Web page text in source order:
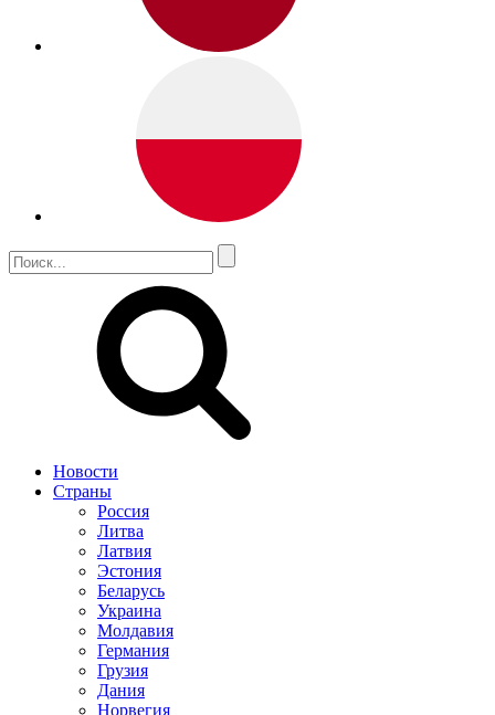
Новости
Страны
Россия
Литва
Латвия
Эстония
Беларусь
Украина
Молдавия
Германия
Грузия
Дания
Норвегия